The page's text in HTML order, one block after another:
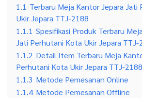
1.1 Terbaru Meja Kantor Jepara Jati
Ukir Jepara TTJ-2188
1.1.1 Spesifikasi Produk Terbaru
Jati Perhutani Kota Ukir Jepara TTJ-
1.1.2 Detail Item Terbaru Meja
Perhutani Kota Ukir Jepara TTJ-
1.1.3 Metode Pemesanan Online
1.1.4 Metode Pemesanan Offline